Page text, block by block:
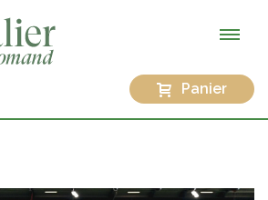
Panier